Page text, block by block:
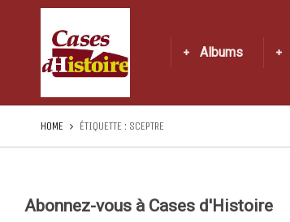
Albums
HOME ÉTIQUETTE : SCEPTRE
Abonnez-vous à Cases d'Histoire